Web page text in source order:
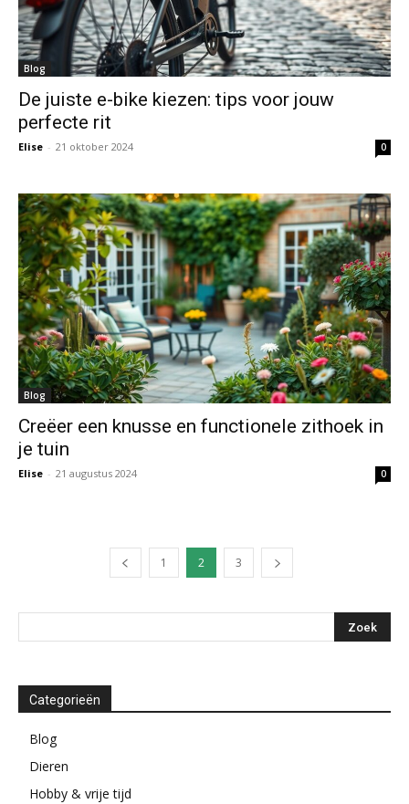
Blog
De juiste e-bike kiezen: tips voor jouw
perfecte rit
Elise - 21 oktober 2024 0
Blog
Creëer een knusse en functionele zithoek in
je tuin
Elise - 21 augustus 2024 0
1 2 3
Categorieën
Blog
Dieren
Hobby & vrije tijd